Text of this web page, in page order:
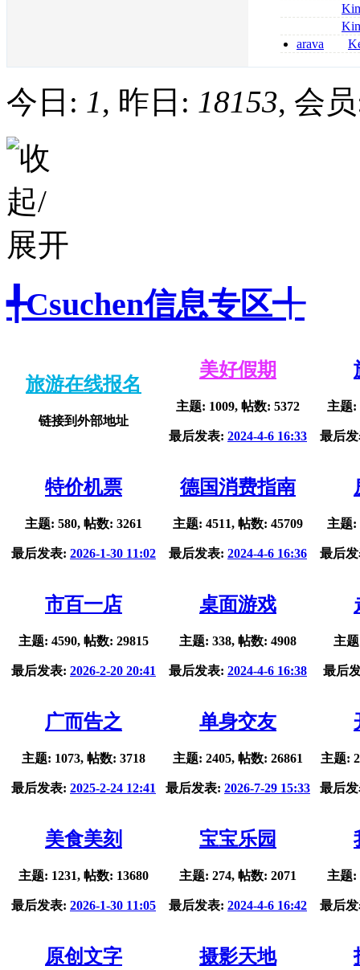
junior kaufen
métronidazole
2026
coumadin
arava
今日: 1, 昨日: 18153, 会
╃Csuchen信息专区╃
旅游在线报名
链接到外部地址
美好假期
主题: 1009, 帖数: 5372
最后发表: 2024-4-6 16:33
主题:
最后
特价机票
主题: 580, 帖数: 3261
最后发表: 2026-1-30 11:02
德国消费指南
主题: 4511, 帖数: 45709
最后发表: 2024-4-6 16:36
主题:
最后
市百一店
主题: 4590, 帖数: 29815
最后发表: 2026-2-20 20:41
桌面游戏
主题: 338, 帖数: 4908
最后发表: 2024-4-6 16:38
主
最后
广而告之
主题: 1073, 帖数: 3718
最后发表: 2025-2-24 12:41
单身交友
主题: 2405, 帖数: 26861
最后发表: 2026-7-29 15:33
主题:
最后
美食美刻
主题: 1231, 帖数: 13680
最后发表: 2026-1-30 11:05
宝宝乐园
主题: 274, 帖数: 2071
最后发表: 2024-4-6 16:42
主题:
最后
原创文字 摄影天地